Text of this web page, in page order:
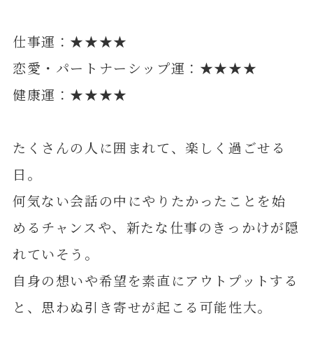
仕事運：★★★★
恋愛・パートナーシップ運：★★★★
健康運：★★★★
たくさんの人に囲まれて、楽しく過ごせる
日。
何気ない会話の中にやりたかったことを始
めるチャンスや、新たな仕事のきっかけが隠
れていそう。
自身の想いや希望を素直にアウトプットする
と、思わぬ引き寄せが起こる可能性大。